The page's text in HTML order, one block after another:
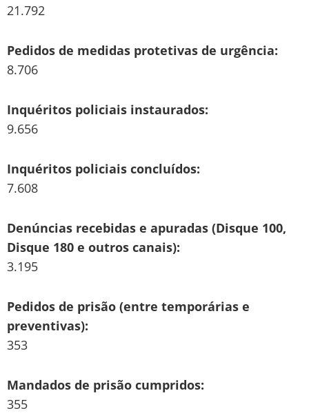
21.792
Pedidos de medidas protetivas de urgência:
8.706
Inquéritos policiais instaurados:
9.656
Inquéritos policiais concluídos:
7.608
Denúncias recebidas e apuradas (Disque 100,
Disque 180 e outros canais):
3.195
Pedidos de prisão (entre temporárias e
preventivas):
353
Mandados de prisão cumpridos:
355